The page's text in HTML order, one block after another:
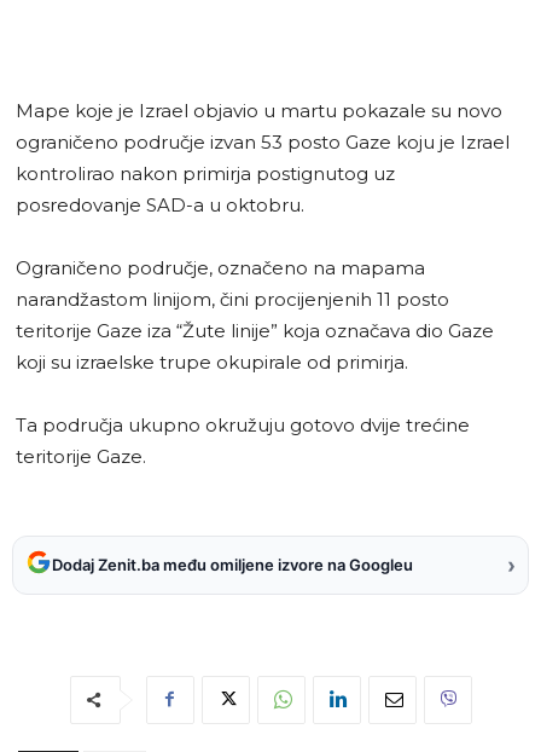
Mape koje je Izrael objavio u martu pokazale su novo
ograničeno područje izvan 53 posto Gaze koju je Izrael
kontrolirao nakon primirja postignutog uz
posredovanje SAD-a u oktobru.
Ograničeno područje, označeno na mapama
narandžastom linijom, čini procijenjenih 11 posto
teritorije Gaze iza “Žute linije” koja označava dio Gaze
koji su izraelske trupe okupirale od primirja.
Ta područja ukupno okružuju gotovo dvije trećine
teritorije Gaze.
Dodaj Zenit.ba među omiljene izvore na Googleu ›